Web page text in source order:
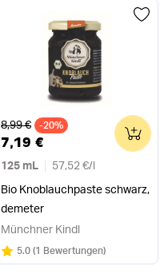
Alter Preis
8,99 € -20%
7,19 €
125 mL 57,52 €/
Bio Knoblauchpaste schwarz,
demeter
0
Münchner Kindl
Bewertung:
5.0/5
(1 Bewertungen)